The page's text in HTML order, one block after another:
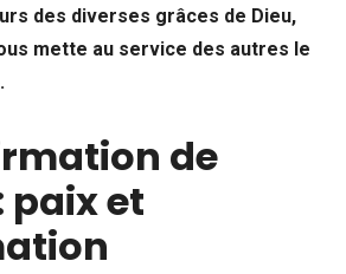
des diverses grâces de Dieu,
mette au service des autres le
de
paix et